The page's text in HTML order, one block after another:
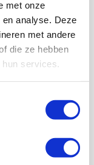
met onze
analyse. Deze
met andere
die ze hebben
services.
vandaag is
naar honderd te
Ajax in 2028
zijn. Daar gaan
Jong